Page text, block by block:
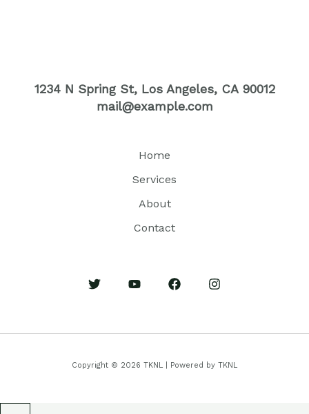
1234 N Spring St, Los Angeles, CA 90012
mail@example.com
Home
Services
About
Contact
Copyright © 2026 TKNL | Powered by TKNL